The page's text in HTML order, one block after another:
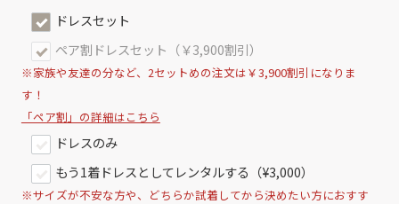
ドレスセット
ペア割ドレスセット（￥3,900割引）
※家族や友達の分など、2セットめの注文は￥3,900割引になりま
す！
「ペア割」の詳細はこちら
ドレスのみ
もう1着ドレスとしてレンタルする（¥3,000）
※サイズが不安な方や、どちらか試着してから決めたい方におすす